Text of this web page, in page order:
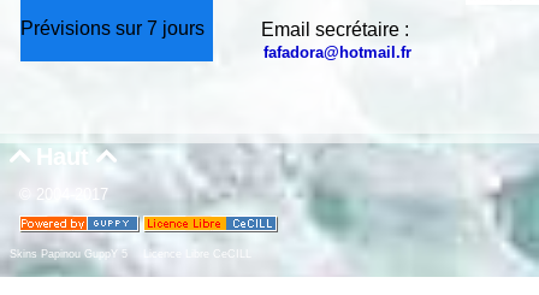
Prévisions sur 7 jours Email secrétaire :
fafadora@hotmail.fr
Haut
© 2004-2017
Skins Papinou GuppY 5 Licence Libre CeCILL